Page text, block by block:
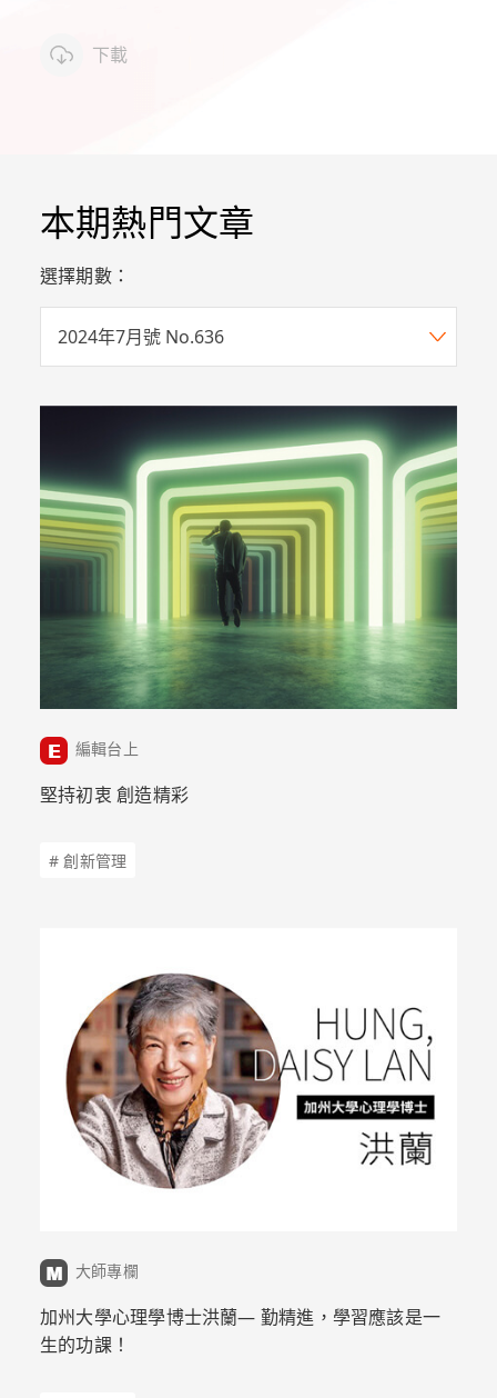
下載
本期熱門文章
編輯台上
堅持初衷 創造精彩
# 創新管理
大師專欄
加州大學心理學博士洪蘭— 勤精進，學習應該是一
生的功課！
選擇期數：
2024年7月號 No.636